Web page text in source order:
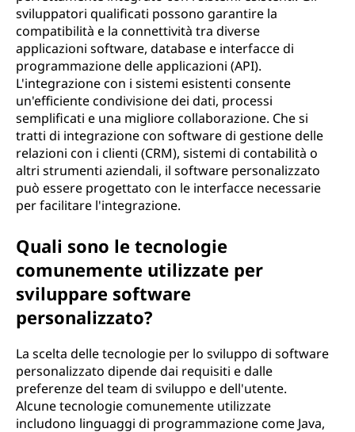
sviluppatori qualificati possono garantire la
compatibilità e la connettività tra diverse
applicazioni software, database e interfacce di
programmazione delle applicazioni (API).
L'integrazione con i sistemi esistenti consente
un'efficiente condivisione dei dati, processi
semplificati e una migliore collaborazione. Che si
tratti di integrazione con software di gestione delle
relazioni con i clienti (CRM), sistemi di contabilità o
altri strumenti aziendali, il software personalizzato
può essere progettato con le interfacce necessarie
per facilitare l'integrazione.
Quali sono le tecnologie
comunemente utilizzate per
sviluppare software
personalizzato?
La scelta delle tecnologie per lo sviluppo di software
personalizzato dipende dai requisiti e dalle
preferenze del team di sviluppo e dell'utente.
Alcune tecnologie comunemente utilizzate
includono linguaggi di programmazione come Java,